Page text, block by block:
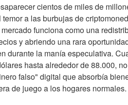
cientos de miles de
a las burbujas de
funciona como una
y abriendo una rara
durante la manía especulativa.
hasta alrededor de 88.000,
falso" digital que absorbía
de juego a los hogares normales.